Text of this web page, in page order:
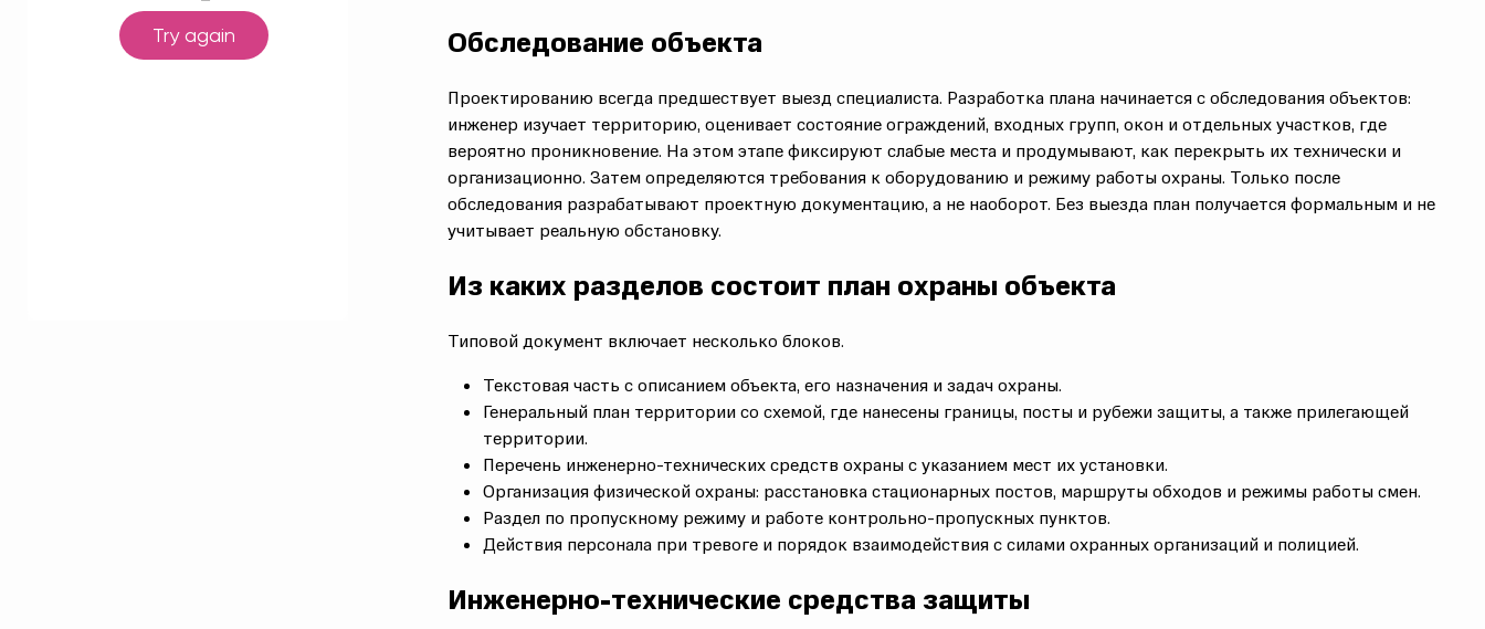
Обследование объекта
Проектированию всегда предшествует выезд специалиста. Разработка плана начинается с обследования объектов:
инженер изучает территорию, оценивает состояние ограждений, входных групп, окон и отдельных участков, где
вероятно проникновение. На этом этапе фиксируют слабые места и продумывают, как перекрыть их технически и
организационно. Затем определяются требования к оборудованию и режиму работы охраны. Только после
обследования разрабатывают проектную документацию, а не наоборот. Без выезда план получается формальным и не
учитывает реальную обстановку.
Из каких разделов состоит план охраны объекта
Типовой документ включает несколько блоков.
Текстовая часть с описанием объекта, его назначения и задач охраны.
Генеральный план территории со схемой, где нанесены границы, посты и рубежи защиты, а также прилегающей
территории.
Перечень инженерно-технических средств охраны с указанием мест их установки.
Организация физической охраны: расстановка стационарных постов, маршруты обходов и режимы работы смен.
Раздел по пропускному режиму и работе контрольно-пропускных пунктов.
Действия персонала при тревоге и порядок взаимодействия с силами охранных организаций и полицией.
Инженерно-технические средства защиты